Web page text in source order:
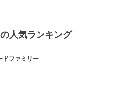
人気ランキング
ドファミリー